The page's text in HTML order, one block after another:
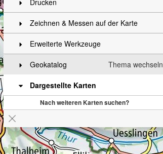
Drucken
Zeichnen & Messen auf der Karte
Erweiterte Werkzeuge
Thema wechseln
Geokatalog
Dargestellte Karten
Nach weiteren Karten suchen?